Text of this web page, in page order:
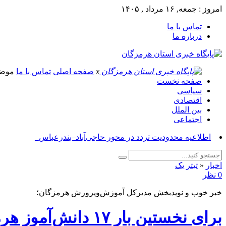
امروز : جمعه, ۱۶ مرداد , ۱۴۰۵
تماس با ما
درباره ما
x صفحه اصلی تماس با ما
صفحه نخست
سیاسی
اقتصادی
بین الملل
اجتماعی
آسوشیتدپر_
اخبار « تیتر یک
0 نظر
خبر خوب و نویدبخش مدیرکل آموزش‌وپرورش هرمزگان؛
برای نخستین بار ۱۷ دانش‌آموز هرمزگانی صاحب رتبه زیر ۱۰۰ کنکور شدند